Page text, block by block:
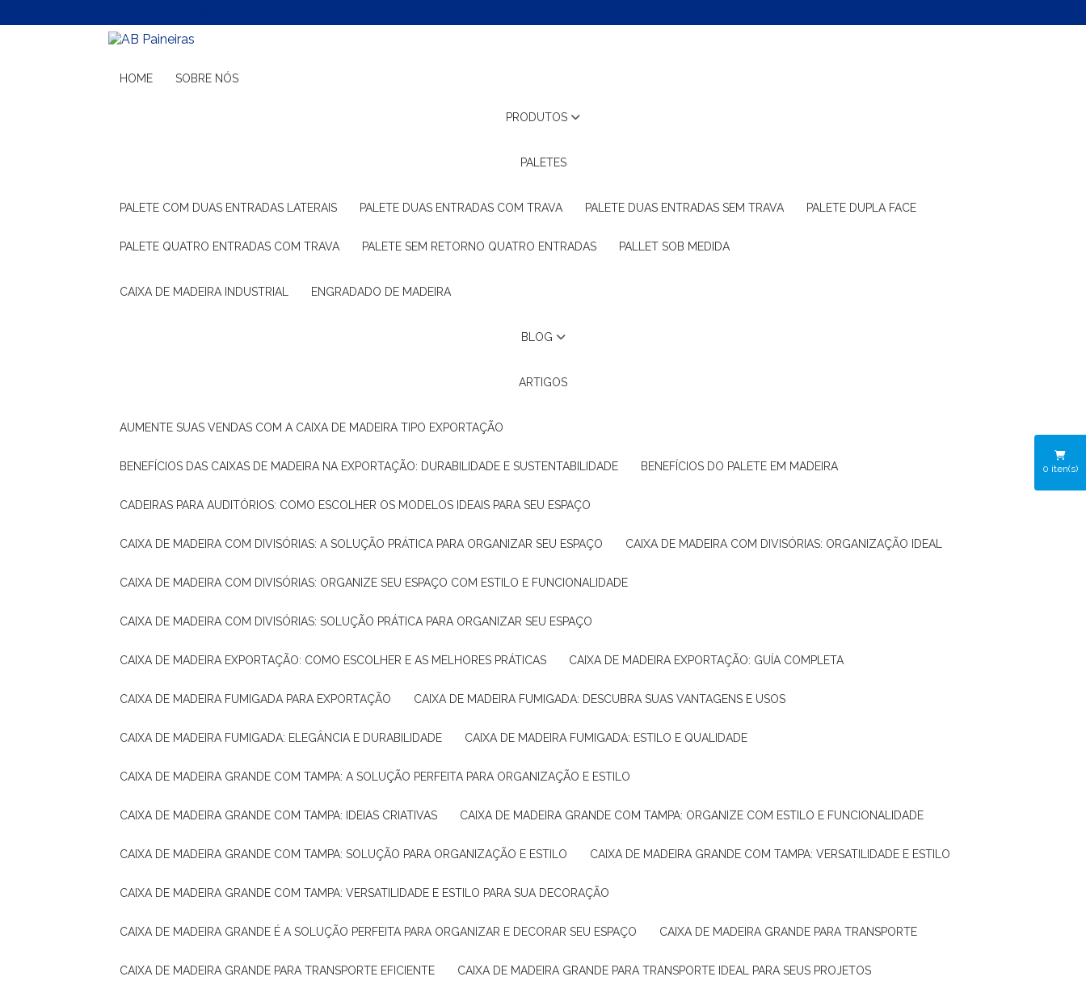
HOME SOBRE NÓS
PRODUTOS
PALETES
PALETE COM DUAS ENTRADAS LATERAIS PALETE DUAS ENTRADAS COM TRAVA PALETE DUAS ENTRADAS SEM TRAVA PALETE DUPLA FACE
PALETE QUATRO ENTRADAS COM TRAVA PALETE SEM RETORNO QUATRO ENTRADAS PALLET SOB MEDIDA
CAIXA DE MADEIRA INDUSTRIAL ENGRADADO DE MADEIRA
BLOG
ARTIGOS
AUMENTE SUAS VENDAS COM A CAIXA DE MADEIRA TIPO EXPORTAÇÃO
BENEFÍCIOS DAS CAIXAS DE MADEIRA NA EXPORTAÇÃO: DURABILIDADE E SUSTENTABILIDADE BENEFÍCIOS DO PALETE EM MADEIRA
CADEIRAS PARA AUDITÓRIOS: COMO ESCOLHER OS MODELOS IDEAIS PARA SEU ESPAÇO
CAIXA DE MADEIRA COM DIVISÓRIAS: A SOLUÇÃO PRÁTICA PARA ORGANIZAR SEU ESPAÇO CAIXA DE MADEIRA COM DIVISÓRIAS: ORGANIZAÇÃO IDEAL
CAIXA DE MADEIRA COM DIVISÓRIAS: ORGANIZE SEU ESPAÇO COM ESTILO E FUNCIONALIDADE
CAIXA DE MADEIRA COM DIVISÓRIAS: SOLUÇÃO PRÁTICA PARA ORGANIZAR SEU ESPAÇO
CAIXA DE MADEIRA EXPORTAÇÃO: COMO ESCOLHER E AS MELHORES PRÁTICAS CAIXA DE MADEIRA EXPORTAÇÃO: GUÍA COMPLETA
CAIXA DE MADEIRA FUMIGADA PARA EXPORTAÇÃO CAIXA DE MADEIRA FUMIGADA: DESCUBRA SUAS VANTAGENS E USOS
CAIXA DE MADEIRA FUMIGADA: ELEGÂNCIA E DURABILIDADE CAIXA DE MADEIRA FUMIGADA: ESTILO E QUALIDADE
CAIXA DE MADEIRA GRANDE COM TAMPA: A SOLUÇÃO PERFEITA PARA ORGANIZAÇÃO E ESTILO
CAIXA DE MADEIRA GRANDE COM TAMPA: IDEIAS CRIATIVAS CAIXA DE MADEIRA GRANDE COM TAMPA: ORGANIZE COM ESTILO E FUNCIONALIDADE
CAIXA DE MADEIRA GRANDE COM TAMPA: SOLUÇÃO PARA ORGANIZAÇÃO E ESTILO CAIXA DE MADEIRA GRANDE COM TAMPA: VERSATILIDADE E ESTILO
CAIXA DE MADEIRA GRANDE COM TAMPA: VERSATILIDADE E ESTILO PARA SUA DECORAÇÃO
CAIXA DE MADEIRA GRANDE É A SOLUÇÃO PERFEITA PARA ORGANIZAR E DECORAR SEU ESPAÇO CAIXA DE MADEIRA GRANDE PARA TRANSPORTE
CAIXA DE MADEIRA GRANDE PARA TRANSPORTE EFICIENTE CAIXA DE MADEIRA GRANDE PARA TRANSPORTE IDEAL PARA SEUS PROJETOS
0 iten(s)